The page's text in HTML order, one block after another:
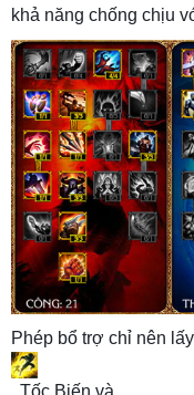
khả năng chống chịu
Phép bổ trợ chỉ nên lấy
Tốc Biến và